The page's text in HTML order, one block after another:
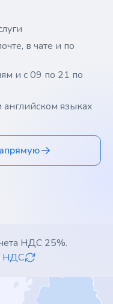
в чате и по
и с 09 по 21 по
языках
НДС 25%.
НДС